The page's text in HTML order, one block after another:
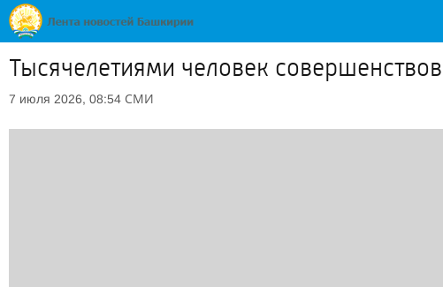
Тысячелетиями человек
7 июля 2026, 08:54 СМИ